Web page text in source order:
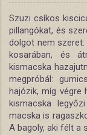
Szuzi csíkos
pillangókat, és
dolgot nem szeret:
kosarában, és
kismacska
megpróbál:
hajózik, míg végre
kismacska
macska is
A bagoly, aki félt a